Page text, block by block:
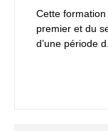
Cette formation
premier et du
d’une période